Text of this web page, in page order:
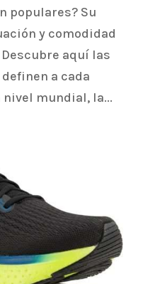
populares? Su
y comodidad
aquí las
a cada
nivel mundial, la...